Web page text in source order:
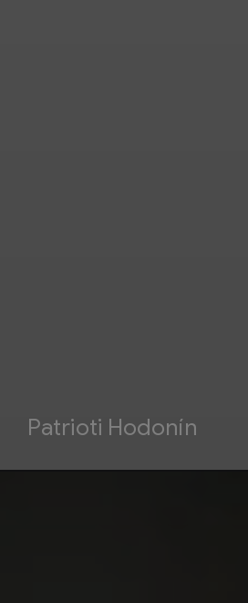
Patrioti Hodonín